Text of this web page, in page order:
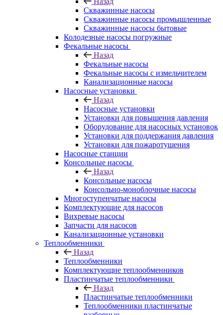
Скважинные насосы
Скважинные насосы промышленные
Скважинные насосы бытовые
Колодезные насосы погружные
Фекальные насосы
Назад
Фекальные насосы
Фекальные насосы с измельчителем
Канализационные насосы
Насосные установки
Назад
Насосные установки
Установки для повышения давления
Оборудование для насосных установок
Установки для поддержания давления
Установки для пожаротушения
Насосные станции
Консольные насосы
Назад
Консольные насосы
Консольно-моноблочные насосы
Многоступенчатые насосы
Комплектующие для насосов
Вихревые насосы
Запчасти для насосов
Канализационные установки
Теплообменники
Назад
Теплообменники
Комплектующие теплообменников
Пластинчатые теплообменники
Назад
Пластинчатые теплообменники
Теплообменники пластинчатые